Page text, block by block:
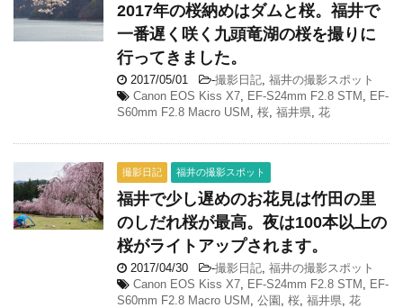
2017年の桜納めはダムと桜。福井で
一番遅く咲く九頭竜湖の桜を撮りに
行ってきました。
2017/05/01 -撮影日記, 福井の撮影スポット
Canon EOS Kiss X7, EF-S24mm F2.8 STM , EF-
S60mm F2.8 Macro USM , 桜, 福井県, 花
撮影日記 福井の撮影スポット
福井で少し遅めのお花見は竹田の里
のしだれ桜が最高。夜は100本以上の
桜がライトアップされます。
2017/04/30 -撮影日記, 福井の撮影スポット
Canon EOS Kiss X7, EF-S24mm F2.8 STM , EF-
S60mm F2.8 Macro USM , 公園 , 桜, 福井県, 花